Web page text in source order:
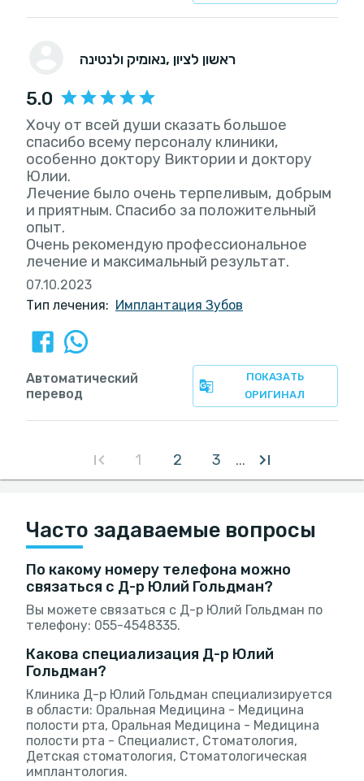
נאומיק ולנטינה , ראשון לציון
5.0
Хочу от всей души сказать большое
спасибо всему персоналу клиники,
особенно доктору Виктории и доктору
Юлии.
Лечение было очень терпеливым, добрым
и приятным. Спасибо за положительный
опыт.
Очень рекомендую профессиональное
лечение и максимальный результат.
07.10.2023
Тип лечения: Имплантация Зубов
ПОКАЗАТЬ
ОРИГИНАЛ
Автоматический
перевод
1 2 3 ...
Часто задаваемые вопросы
По какому номеру телефона можно
связаться с Д-р Юлий Гольдман?
Вы можете связаться с Д-р Юлий Гольдман по
телефону: 055-4548335.
Какова специализация Д-р Юлий
Гольдман?
Клиника Д-р Юлий Гольдман специализируется
в области: Оральная Медицина - Медицина
полости рта, Оральная Медицина - Медицина
полости рта - Специалист, Стоматология,
Детская стоматология, Стоматологическая
имплантология.